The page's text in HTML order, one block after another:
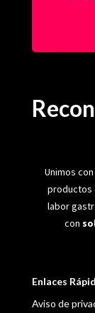
Unimos
productos
labor
con
Enlaces
Aviso de